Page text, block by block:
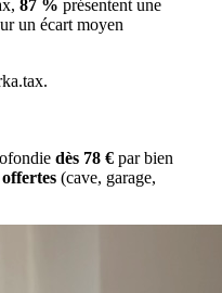
87 % présentent une
un écart moyen
dès 78 € par bien
(cave, garage,